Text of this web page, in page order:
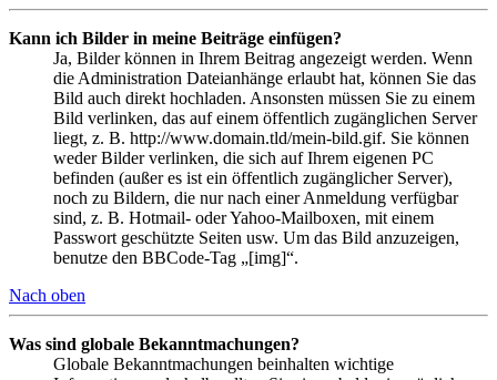
Kann ich Bilder in meine Beiträge einfügen?
Ja, Bilder können in Ihrem Beitrag angezeigt werden. Wenn
die Administration Dateianhänge erlaubt hat, können Sie das
Bild auch direkt hochladen. Ansonsten müssen Sie zu einem
Bild verlinken, das auf einem öffentlich zugänglichen Server
liegt, z. B. http://www.domain.tld/mein-bild.gif. Sie können
weder Bilder verlinken, die sich auf Ihrem eigenen PC
befinden (außer es ist ein öffentlich zugänglicher Server),
noch zu Bildern, die nur nach einer Anmeldung verfügbar
sind, z. B. Hotmail- oder Yahoo-Mailboxen, mit einem
Passwort geschützte Seiten usw. Um das Bild anzuzeigen,
benutze den BBCode-Tag „[img]“.
Nach oben
Was sind globale Bekanntmachungen?
Globale Bekanntmachungen beinhalten wichtige